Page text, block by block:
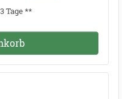
Tage **